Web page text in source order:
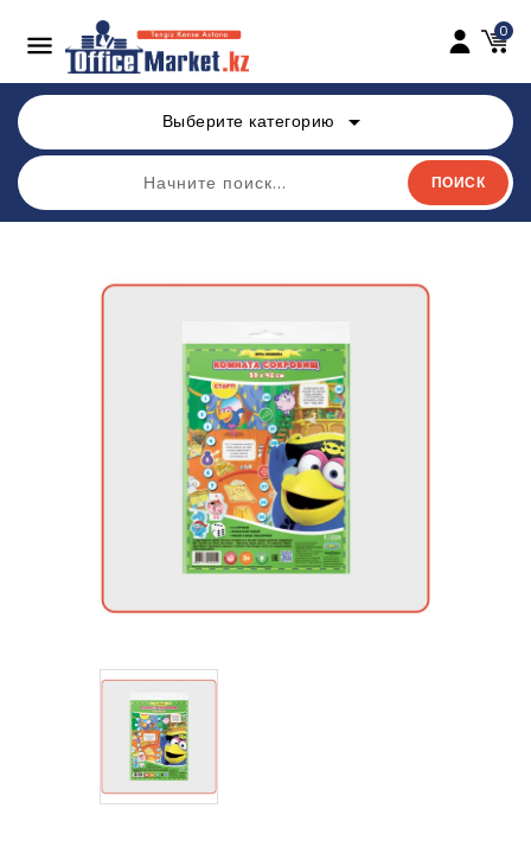
 0
Выберите категорию arrow_drop_down
ПОИСК